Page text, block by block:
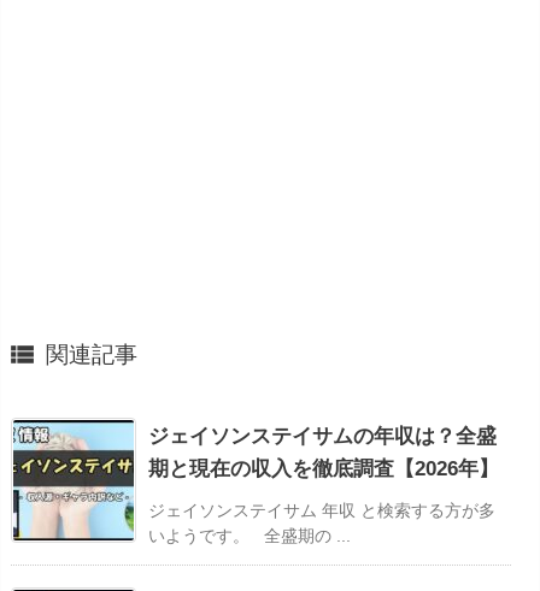
 関連記事
ジェイソンステイサムの年収は？全盛
期と現在の収入を徹底調査【2026年】
ジェイソンステイサム 年収 と検索する方が多
いようです。 全盛期の ...